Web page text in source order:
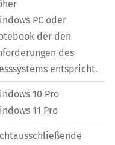
PC oder
der den
des
entspricht.
10 Pro
11 Pro